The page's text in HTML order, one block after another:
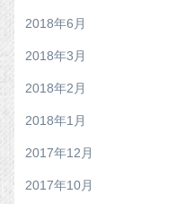
2018年6月
2018年3月
2018年2月
2018年1月
2017年12月
2017年10月